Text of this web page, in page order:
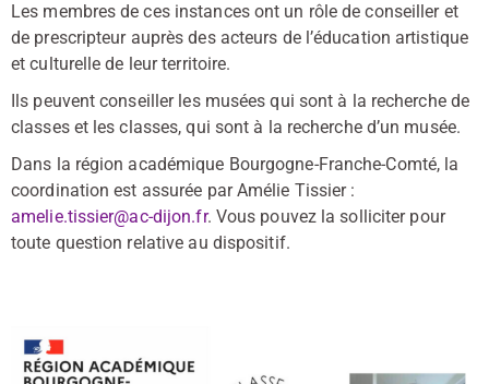
Les membres de ces instances ont un rôle de conseiller et
de prescripteur auprès des acteurs de l’éducation artistique
et culturelle de leur territoire.
Ils peuvent conseiller les musées qui sont à la recherche de
classes et les classes, qui sont à la recherche d’un musée.
Dans la région académique Bourgogne-Franche-Comté, la
coordination est assurée par Amélie Tissier :
amelie.tissier@ac-dijon.fr. Vous pouvez la solliciter pour
toute question relative au dispositif.